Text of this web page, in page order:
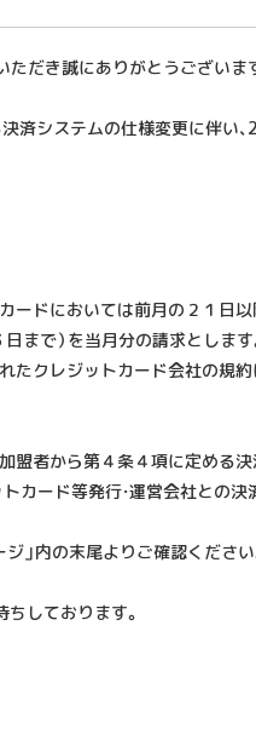
ただき誠にありがとうございま
済システムの仕様変更に伴い
ードにおいては前月の２１日
まで）を当月分の請求としま
たクレジットカード会社の規
盟者から第４条４項に定める
カード等発行・運営会社との
」内の末尾よりご確認ください
ちしております。